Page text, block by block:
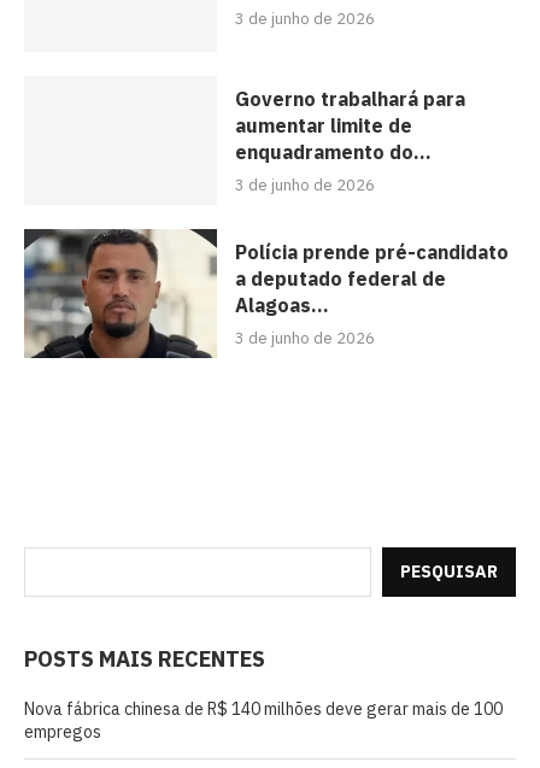
3 de junho de 2026
Governo trabalhará para
aumentar limite de
enquadramento do...
3 de junho de 2026
Polícia prende pré-candidato
a deputado federal de
Alagoas...
3 de junho de 2026
PESQUISAR
POSTS MAIS RECENTES
Nova fábrica chinesa de R$ 140 milhões deve gerar mais de 100
empregos